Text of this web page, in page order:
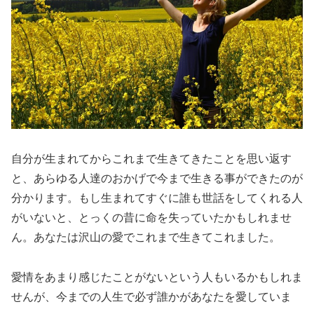
自分が生まれてからこれまで生きてきたことを思い返す
と、あらゆる人達のおかげで今まで生きる事ができたのが
分かります。もし生まれてすぐに誰も世話をしてくれる人
がいないと、とっくの昔に命を失っていたかもしれませ
ん。あなたは沢山の愛でこれまで生きてこれました。
愛情をあまり感じたことがないという人もいるかもしれま
せんが、今までの人生で必ず誰かがあなたを愛していま